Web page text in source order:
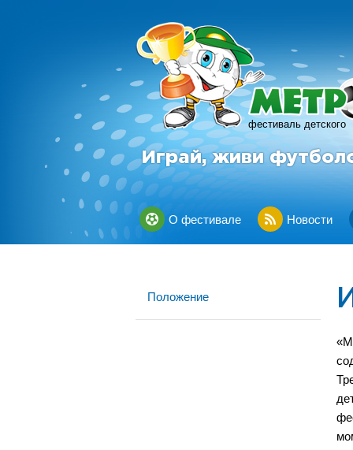
фестиваль детского
Играй, живи
О фестивале Новости
Положение